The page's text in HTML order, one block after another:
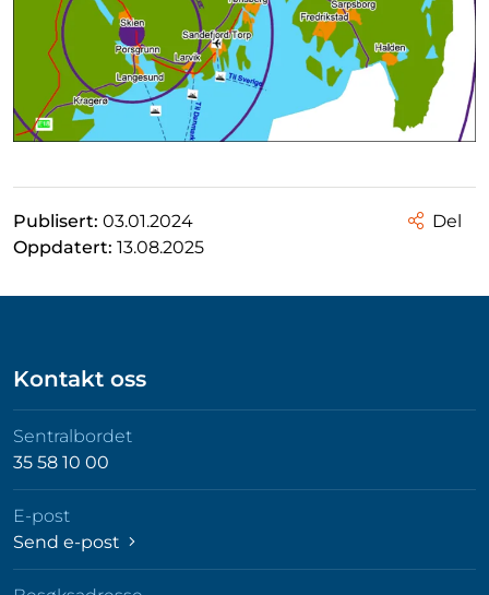
Publisert: 03.01.2024
Oppdatert: 13.08.2025
Del
Kontakt oss
Sentralbordet
35 58 10 00
E-post
Send e-post